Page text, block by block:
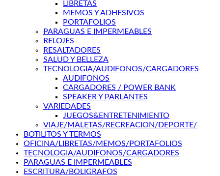
LIBRETAS
MEMOS Y ADHESIVOS
PORTAFOLIOS
PARAGUAS E IMPERMEABLES
RELOJES
RESALTADORES
SALUD Y BELLEZA
TECNOLOGIA/AUDIFONOS/CARGADORES
AUDIFONOS
CARGADORES / POWER BANK
SPEAKER Y PARLANTES
VARIEDADES
JUEGOS&ENTRETENIMIENTO
VIAJE/MALETAS/RECREACION/DEPORTE/
BOTILITOS Y TERMOS
OFICINA/LIBRETAS/MEMOS/PORTAFOLIOS
TECNOLOGIA/AUDIFONOS/CARGADORES
PARAGUAS E IMPERMEABLES
ESCRITURA/BOLIGRAFOS